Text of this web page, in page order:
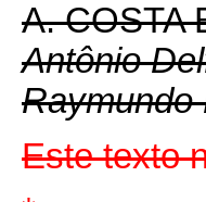
A. COSTA
Antônio
Raymundo
Este texto